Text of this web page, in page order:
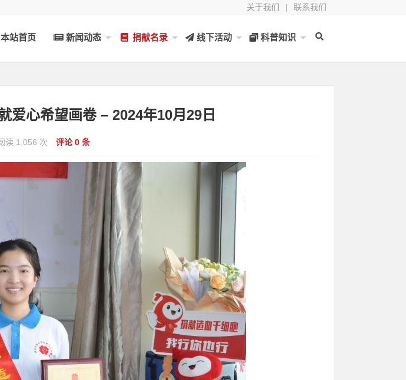
关于我们 | 联系我们
本站首页 新闻动态 捐献名录 线下活动 科普知识
爱心希望画卷 – 2024年10月29日
读 1,056 次 评论 0 条